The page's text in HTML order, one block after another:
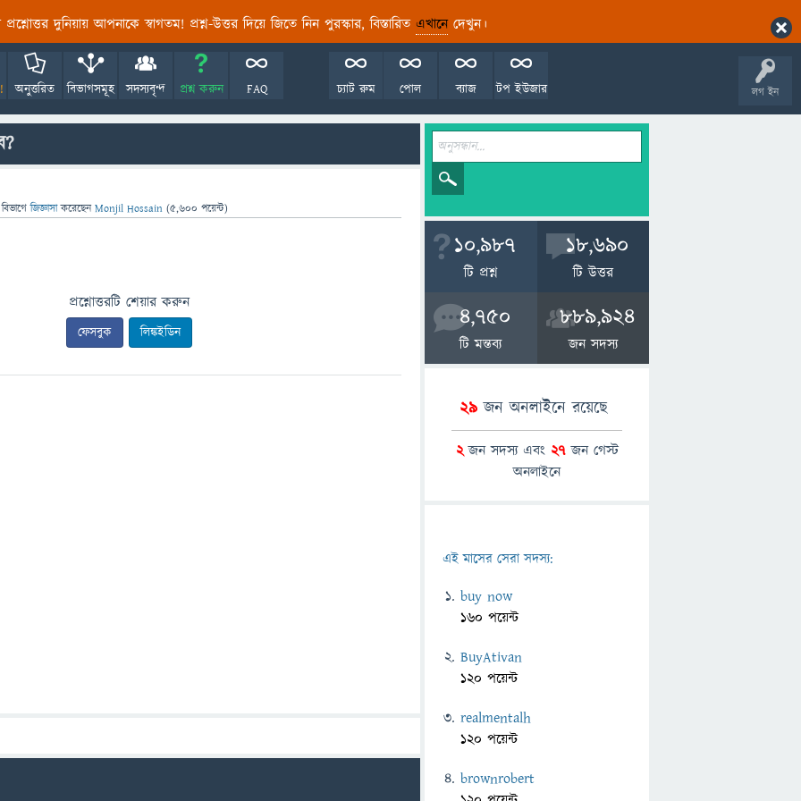
প্রশ্নোত্তর দুনিয়ায় আপনাকে স্বাগতম! প্রশ্ন-উত্তর দিয়ে জিতে নিন পুরস্কার, বিস্তারিত এখানেদেখুন।
লগ ইন
অনুত্তরিত বিভাগসমূহ সদস্যবৃন্দ প্রশ্ন করুন FAQ টপ ইউজার
ব্যাজ
পোল
চ্যাট রুম
জিজ্ঞাসাকরেছেনMonjil Hossain (5,600 পয়েন্ট)
প্রশ্নোত্তরটি শেয়ার করুন
ফেসবুক লিঙ্কইডিন
10,987
টি প্রশ্ন
18,690
টি উত্তর
4,750
টি মন্তব্য
889,924
জন সদস্য
29জন অনলাইনে রয়েছে
2জন সদস্য এবং 27জন গেস্ট
অনলাইনে
এই মাসের সেরা সদস্য:
buy now
160 পয়েন্ট
BuyAtivan
120 পয়েন্ট
realmentalh
120 পয়েন্ট
brownrobert